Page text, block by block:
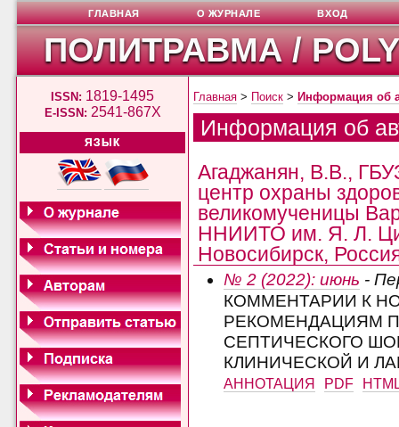
ПОЛИТРАВМА /
ISSN: 1819-1495
E-ISSN: 2541-867X
ЯЗЫК
ГЛАВНАЯ О ЖУРНАЛЕ ВХОД
Главная > Поиск > Информация об
Информация об
Агаджанян, В.В.,
центр охраны
великомученицы
ННИИТО им. Я. Л.
Новосибирск,
№ 2 (2022): июнь -
КОММЕНТАРИИ К
РЕКОМЕНДАЦИЯМ
СЕПТИЧЕСКОГО
КЛИНИЧЕСКОЙ И
АННОТАЦИЯ PDF